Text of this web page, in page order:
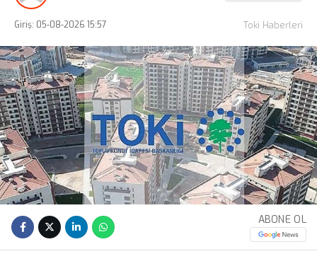
Giriş: 05-08-2026 15:57 Toki Haberleri
ABONE OL